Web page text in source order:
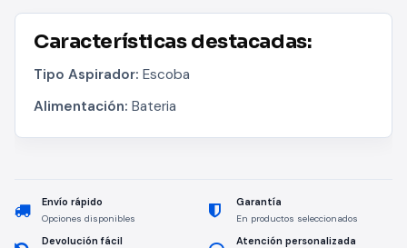
Características destacadas:
Tipo Aspirador: Escoba
Alimentación: Bateria
Envío rápido
Opciones disponibles
Garantía
En productos seleccionados
Devolución fácil Atención personalizada